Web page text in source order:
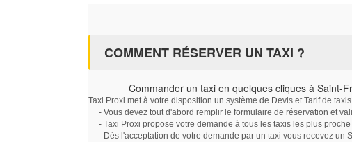
COMMENT RÉSERVER UN TAXI ?
Commander un taxi en quelques cliques à Saint-
Taxi Proxi met à votre disposition un système de Devis et Tarif de
- Vous devez tout d'abord remplir le formulaire de réservation et
- Taxi Proxi propose votre demande à tous les taxis les plus
- Dés l'acceptation de votre demande par un taxi vous recevez un